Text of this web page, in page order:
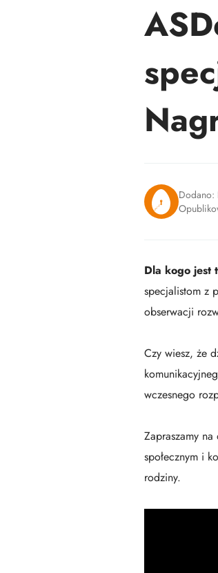
Dodano:
Dla kogo jest
specjalistom z
obserwacji
Czy wiesz, że
wczesnego
Zapraszamy
społecznym i
rodziny.